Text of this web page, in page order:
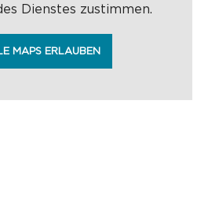
Dienstes zustimmen.
MAPS ERLAUBEN